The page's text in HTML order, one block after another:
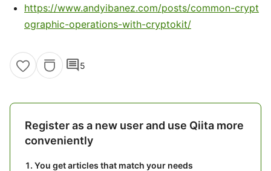
https://www.andyibanez.com/posts/common-crypt
ographic-operations-with-cryptokit/
comment5
Register as a new user and use Qiita more
conveniently
You get articles that match your needs